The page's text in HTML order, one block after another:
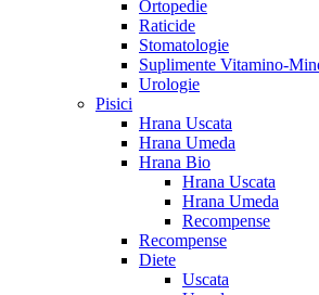
Ortopedie
Raticide
Stomatologie
Suplimente Vitamino-
Urologie
Pisici
Hrana Uscata
Hrana Umeda
Hrana Bio
Hrana Uscata
Hrana Umeda
Recompense
Recompense
Diete
Uscata